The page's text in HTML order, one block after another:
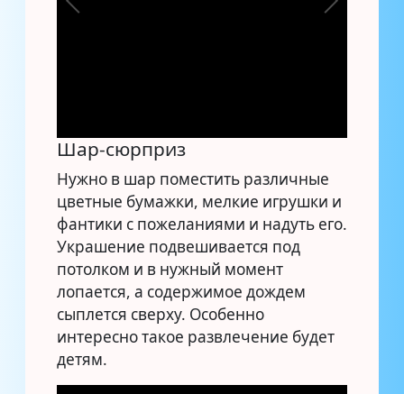
Шар-сюрприз
Нужно в шар поместить различные
цветные бумажки, мелкие игрушки и
фантики с пожеланиями и надуть его.
Украшение подвешивается под
потолком и в нужный момент
лопается, а содержимое дождем
сыплется сверху. Особенно
интересно такое развлечение будет
детям.